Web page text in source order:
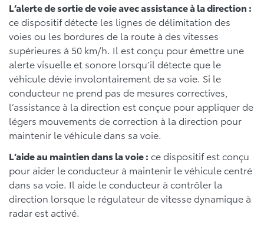
L’alerte de sortie de voie avec assistance à la direction :
ce dispositif détecte les lignes de délimitation des
voies ou les bordures de la route à des vitesses
supérieures à 50 km/h. Il est conçu pour émettre une
alerte visuelle et sonore lorsqu’il détecte que le
véhicule dévie involontairement de sa voie. Si le
conducteur ne prend pas de mesures correctives,
l’assistance à la direction est conçue pour appliquer de
légers mouvements de correction à la direction pour
maintenir le véhicule dans sa voie.
L’aide au maintien dans la voie : ce dispositif est conçu
pour aider le conducteur à maintenir le véhicule centré
dans sa voie. Il aide le conducteur à contrôler la
direction lorsque le régulateur de vitesse dynamique à
radar est activé.